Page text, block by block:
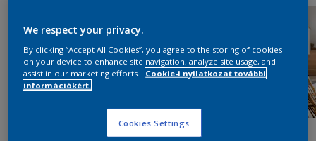
We respect your privacy.
By clicking “Accept All Cookies”, you agree to the storing of cookies
on your device to enhance site navigation, analyze site usage, and
assist in our marketing efforts.
Cookie-i nyilatkozat további
információkért.
Cookies Settings